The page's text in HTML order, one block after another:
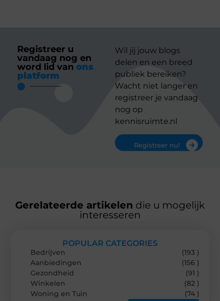
Registreer u
vandaag nog en
word lid van ons
platform
Wil jij jouw blogs
delen en een breed
publiek bereiken?
Wacht niet langer en
registreer je vandaag
nog op
kennisruimte.nl
Registreer nu!
Gerelateerde artikelen die u mogelijk
interesseren
POPULAR CATEGORIES
Bedrijven
(193 )
Aanbiedingen
(156 )
Gezondheid
(91 )
Winkelen
(82 )
Woning en Tuin
(74 )